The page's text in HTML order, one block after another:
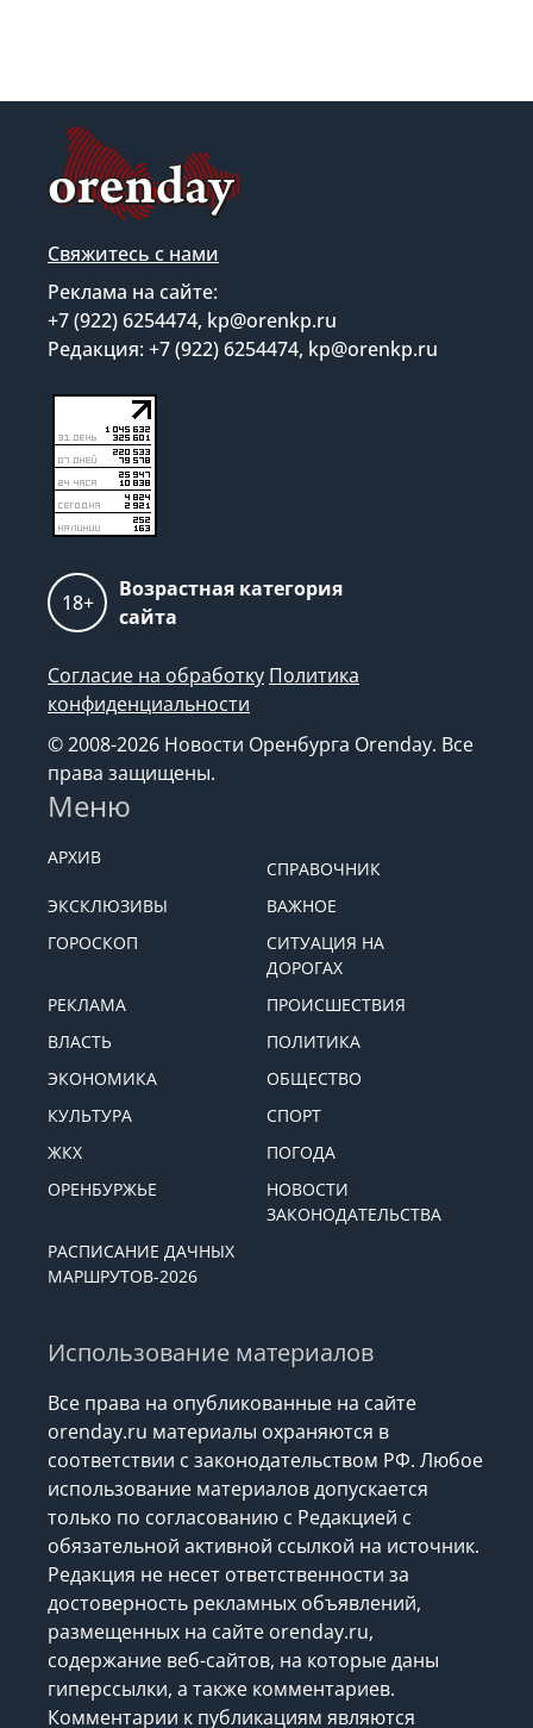
Свяжитесь с нами
Реклама на сайте:
+7 (922) 6254474, kp@orenkp.ru
Редакция: +7 (922) 6254474, kp@orenkp.ru
18+
Возрастная категория
сайта
Согласие на обработку Политика
конфиденциальности
© 2008-2026 Новости Оренбурга Orenday. Все
права защищены.
Меню
АРХИВ
СПРАВОЧНИК
ЭКСКЛЮЗИВЫ
ВАЖНОЕ
ГОРОСКОП
СИТУАЦИЯ НА
ДОРОГАХ
РЕКЛАМА
ПРОИСШЕСТВИЯ
ВЛАСТЬ
ПОЛИТИКА
ЭКОНОМИКА
ОБЩЕСТВО
КУЛЬТУРА
СПОРТ
ЖКХ
ПОГОДА
ОРЕНБУРЖЬЕ
НОВОСТИ
ЗАКОНОДАТЕЛЬСТВА
РАСПИСАНИЕ ДАЧНЫХ
МАРШРУТОВ-2026
Использование материалов
Все права на опубликованные на сайте
orenday.ru материалы охраняются в
соответствии с законодательством РФ. Любое
использование материалов допускается
только по согласованию с Редакцией с
обязательной активной ссылкой на источник.
Редакция не несет ответственности за
достоверность рекламных объявлений,
размещенных на сайте orenday.ru,
содержание веб-сайтов, на которые даны
гиперссылки, а также комментариев.
Комментарии к публикациям являются